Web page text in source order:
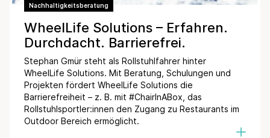
Nachhaltigkeitsberatung
WheelLife Solutions – Erfahren.
Durchdacht. Barrierefrei.
Stephan Gmür steht als Rollstuhlfahrer hinter
WheelLife Solutions. Mit Beratung, Schulungen und
Projekten fördert WheelLife Solutions die
Barrierefreiheit – z. B. mit #ChairInABox, das
Rollstuhlsportler:innen den Zugang zu Restaurants im
Outdoor Bereich ermöglicht.